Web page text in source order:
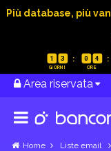
Più database, più
1 3 0 4
Area riservata
Home Liste email